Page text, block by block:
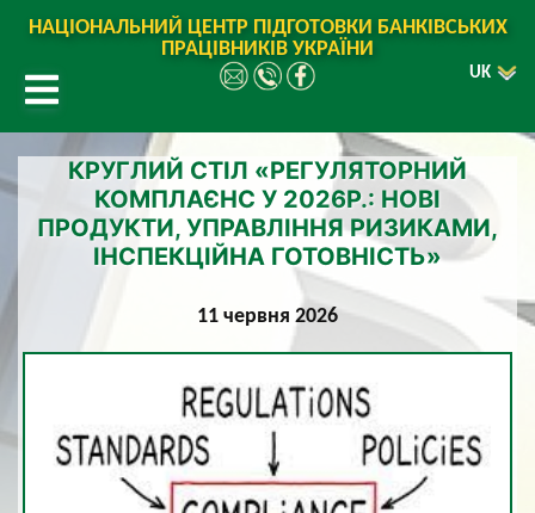
НАЦІОНАЛЬНИЙ ЦЕНТР ПІДГОТОВКИ БАНКІВСЬКИХ
ПРАЦІВНИКІВ УКРАЇНИ
UK
КРУГЛИЙ СТІЛ «РЕГУЛЯТОРНИЙ
КОМПЛАЄНС У 2026Р.: НОВІ
ПРОДУКТИ, УПРАВЛІННЯ РИЗИКАМИ,
ІНСПЕКЦІЙНА ГОТОВНІСТЬ»
11 червня 2026